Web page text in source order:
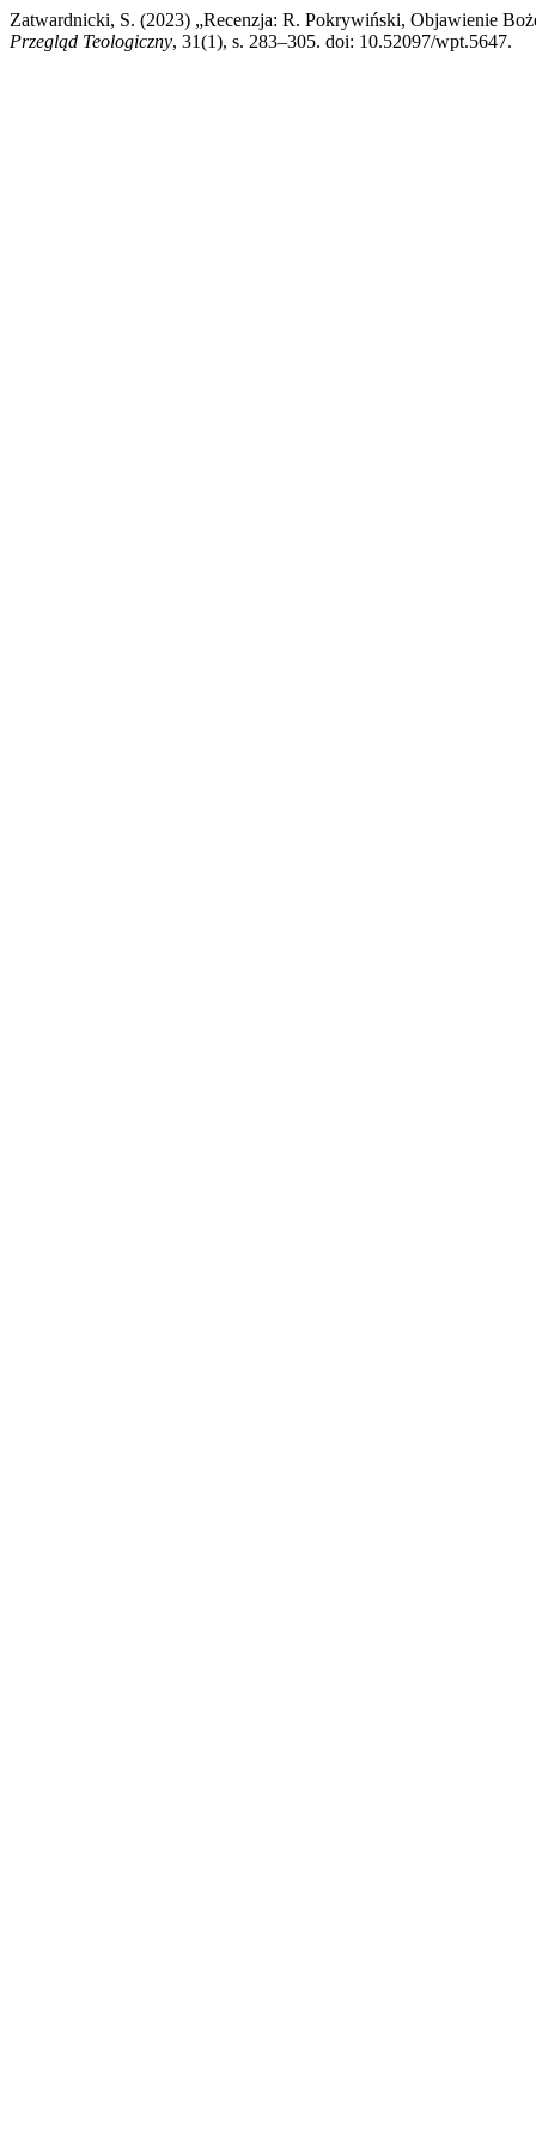
Zatwardnicki, S. (2023) „Recenzja: R. Pokrywiński, Objawienie
Przegląd Teologiczny, 31(1), s. 283–305. doi: 10.52097/wpt.5647.